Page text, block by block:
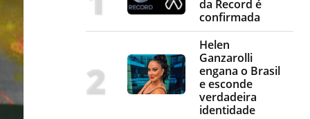
da Record é
confirmada
Helen
Ganzarolli
engana o Brasil
e esconde
verdadeira
identidade